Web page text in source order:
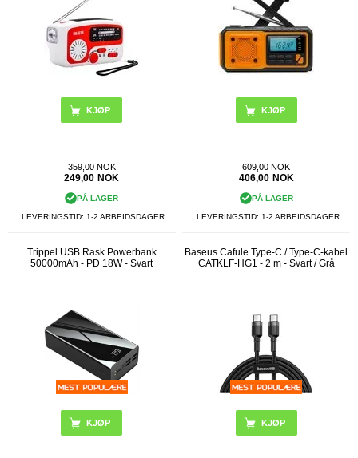
359,00 NOK
249,00 NOK
PÅ LAGER
LEVERINGSTID: 1-2 ARBEIDSDAGER
609,00 NOK
406,00 NOK
PÅ LAGER
LEVERINGSTID: 1-2 ARBEIDSDAGER
Trippel USB Rask Powerbank
50000mAh - PD 18W - Svart
Baseus Cafule Type-C / Type-C-kabel
CATKLF-HG1 - 2 m - Svart / Grå